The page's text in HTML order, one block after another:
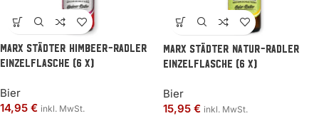
MARX Städter Himbeer-Radler
Einzelflasche (6 x)
Bier
14,95 € inkl. MwSt.
MARX Städter Natur-Radler
Einzelflasche (6 x)
Bier
15,95 € inkl. MwSt.